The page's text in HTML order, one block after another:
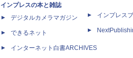
インプレスの本と雑誌
デジタルカメラマガジン
できるネット
インターネット白書ARCHIVES
インプレス